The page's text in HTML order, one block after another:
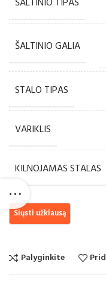
ŠALTINIO GALIA
STALO TIPAS
VARIKLIS
KILNOJAMAS STALAS
Palyginkite